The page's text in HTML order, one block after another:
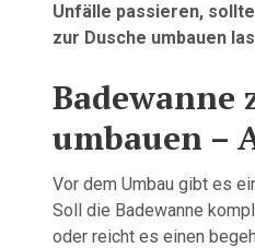
Unfälle passieren,
zur Dusche umbauen
Badewanne
umbauen –
Vor dem Umbau gibt es
Soll die Badewanne
oder reicht es einen